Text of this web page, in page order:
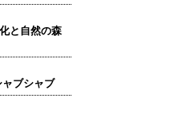
と自然の森
ブシャブ